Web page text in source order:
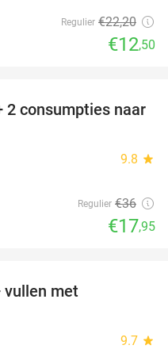
Regulier €22,20
€12,50
50%
2 consumpties naar
9.8 star
Regulier €36
€17,95
vullen met
9.7 star